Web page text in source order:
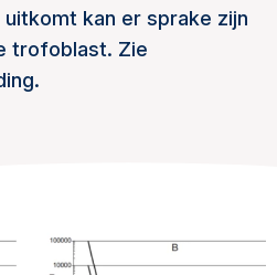
kan er sprake zijn
trofoblast. Zie